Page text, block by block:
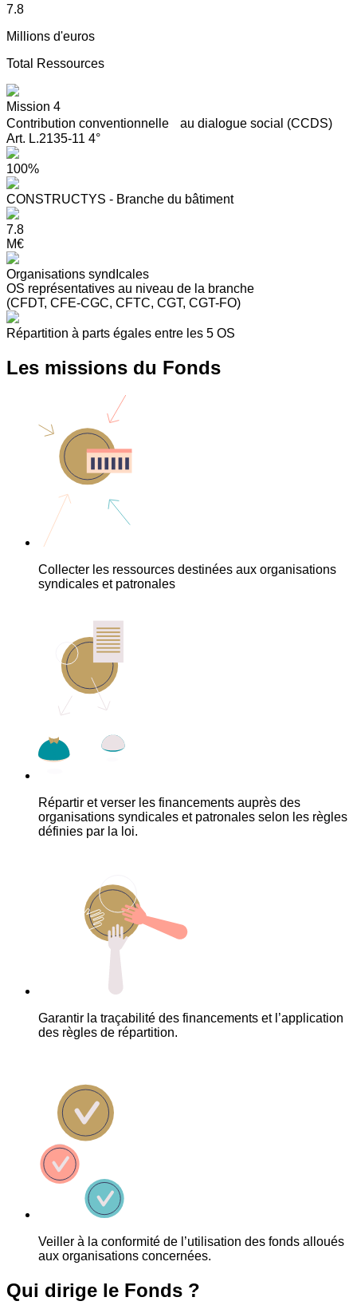
7.8
Millions d'euros
Total Ressources
Mission 4
Contribution conventionnelle au dialogue social (CCDS)
Art. L.2135-11 4°
100%
CONSTRUCTYS - Branche du bâtiment
7.8
M€
Organisations syndIcales
OS représentatives au niveau de la branche
(CFDT, CFE-CGC, CFTC, CGT, CGT-FO)
Répartition à parts égales entre les 5 OS
Les missions du Fonds
Collecter les ressources destinées aux organisations
syndicales et patronales
Répartir et verser les financements auprès des
organisations syndicales et patronales selon les règles
définies par la loi.
Garantir la traçabilité des financements et l’application
des règles de répartition.
Veiller à la conformité de l’utilisation des fonds alloués
aux organisations concernées.
Qui dirige le Fonds ?